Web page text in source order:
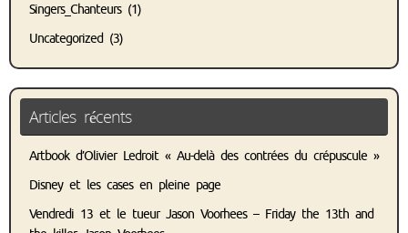
Singers_Chanteurs(1)
Uncategorized (3)
Articles récents
Artbook d’Olivier Ledroit « Au-delà des contrées du crépuscule »
Disney et les cases en pleine page
Vendredi 13 et le tueur Jason Voorhees – Friday the 13th and